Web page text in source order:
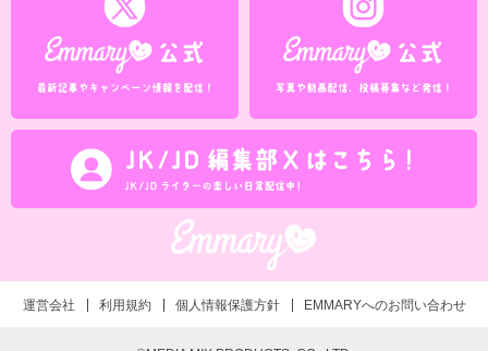
運営会社 利用規約 個人情報保護方針 EMMARYへのお問い合わせ